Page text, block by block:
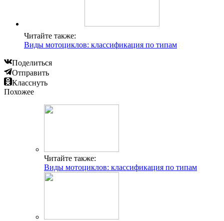
Читайте также:
Виды мотоциклов: классификация по типам
Поделиться
Отправить
Класснуть
Похожее
Читайте также:
Виды мотоциклов: классификация по типам